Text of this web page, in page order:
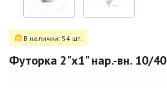
В наличии: 54 шт.
Футорка 2"х1" нар.-вн. 10/40